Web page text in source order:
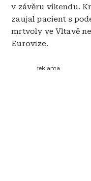
v závěru víkendu.
zaujal pacient s
mrtvoly ve Vltavě
Eurovize.
reklama